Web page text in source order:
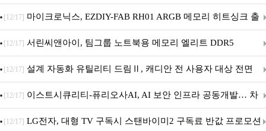
[12/17] 마이크로닉스, EZDIY-FAB RH01 ARGB 메모리 히트싱크 출
시
[12/17] 서린씨앤아이, 팀그룹 노트북용 메모리 엘리트 DDR5
5600MHz 16GB 출시
[12/17] 설계 자동화 유틸리티 드림Ⅱ, 캐디안 전 사용자 대상 전면
무상 배포
[12/17] 이스트시큐리티-퓨리오사AI, AI 보안 인프라 공동개발… 차
세대 AI 보안 플랫폼 구축
[12/17] LG전자, 대형 TV 구독시 스탠바이미2 구독료 반값 프로모션